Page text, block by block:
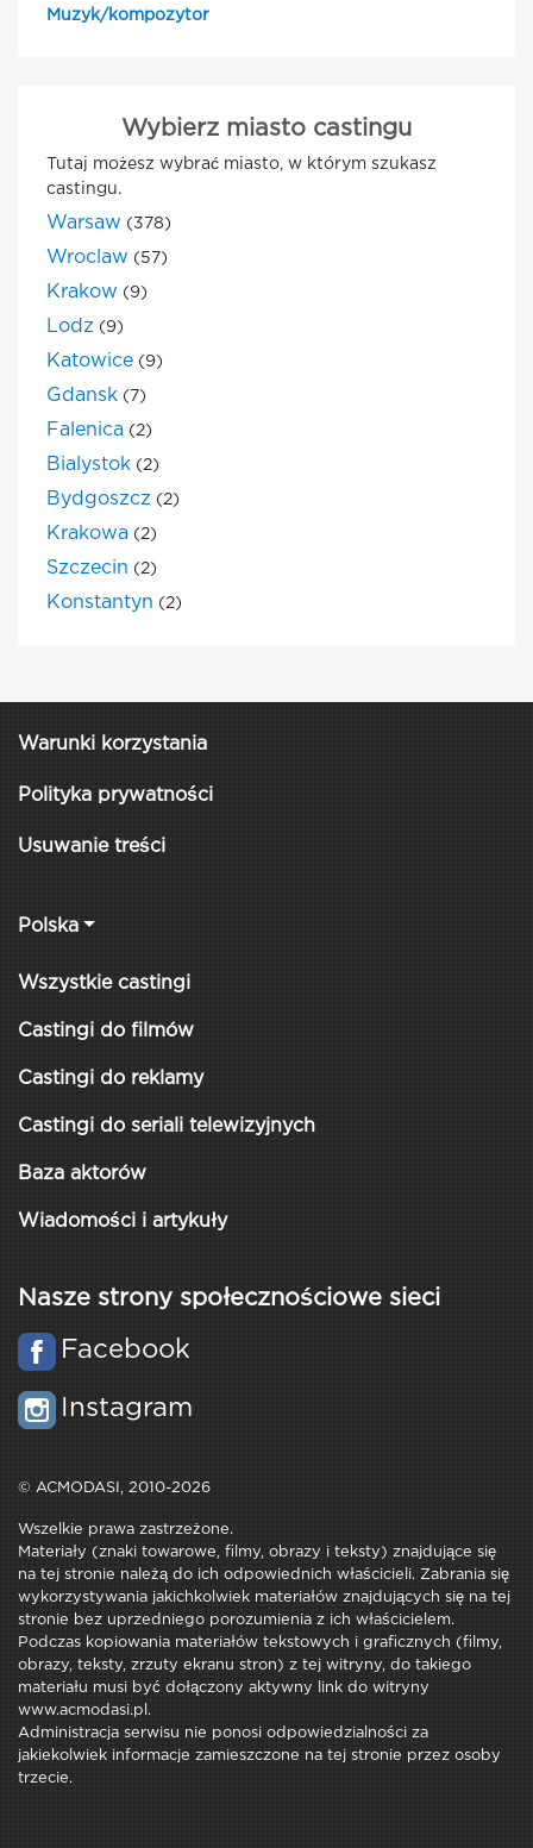
Muzyk/kompozytor
Wybierz miasto castingu
Tutaj możesz wybrać miasto, w którym szukasz
castingu.
Warsaw (378)
Wroclaw (57)
Krakow (9)
Lodz (9)
Katowice (9)
Gdansk (7)
Falenica (2)
Bialystok (2)
Bydgoszcz (2)
Krakowa (2)
Szczecin (2)
Konstantyn (2)
Warunki korzystania
Polityka prywatności
Usuwanie treści
Polska
Wszystkie castingi
Castingi do filmów
Castingi do reklamy
Castingi do seriali telewizyjnych
Baza aktorów
Wiadomości i artykuły
Nasze strony społecznościowe sieci
Facebook
Instagram
© ACMODASI, 2010-2026
Wszelkie prawa zastrzeżone.
Materiały (znaki towarowe, filmy, obrazy i teksty) znajdujące się
na tej stronie należą do ich odpowiednich właścicieli. Zabrania się
wykorzystywania jakichkolwiek materiałów znajdujących się na tej
stronie bez uprzedniego porozumienia z ich właścicielem.
Podczas kopiowania materiałów tekstowych i graficznych (filmy,
obrazy, teksty, zrzuty ekranu stron) z tej witryny, do takiego
materiału musi być dołączony aktywny link do witryny
www.acmodasi.pl.
Administracja serwisu nie ponosi odpowiedzialności za
jakiekolwiek informacje zamieszczone na tej stronie przez osoby
trzecie.